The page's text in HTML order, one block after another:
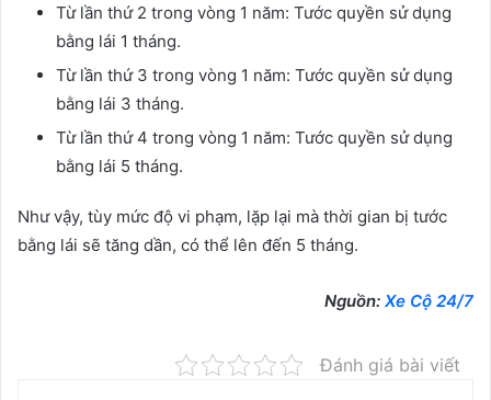
Từ lần thứ 2 trong vòng 1 năm: Tước quyền sử dụng
bằng lái 1 tháng.
Từ lần thứ 3 trong vòng 1 năm: Tước quyền sử dụng
bằng lái 3 tháng.
Từ lần thứ 4 trong vòng 1 năm: Tước quyền sử dụng
bằng lái 5 tháng.
Như vậy, tùy mức độ vi phạm, lặp lại mà thời gian bị tước
bằng lái sẽ tăng dần, có thể lên đến 5 tháng.
Nguồn: Xe Cộ 24/7
Đánh giá bài viết